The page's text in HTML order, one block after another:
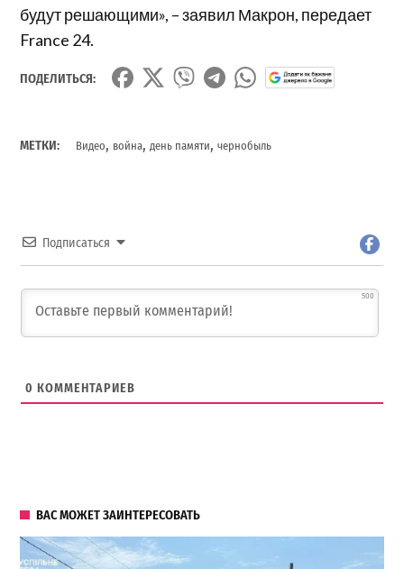
будут решающими», – заявил Макрон, передает
France 24.
ПОДЕЛИТЬСЯ:
МЕТКИ: Видео, война,день памяти,чернобыль
Подписаться
500
0 КОММЕНТАРИЕВ
ВАС МОЖЕТ ЗАИНТЕРЕСОВАТЬ